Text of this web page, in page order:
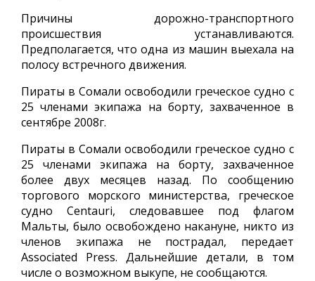
Причины дорожно-транспортного
происшествия устанавливаются.
Предполагается, что одна из машин выехала на
полосу встречного движения.
Пираты в Сомали освободили греческое судно с
25 членами экипажа на борту, захваченное в
сентябре 2008г.
Пираты в Сомали освободили греческое судно с
25 членами экипажа на борту, захваченное
более двух месяцев назад. По сообщению
торгового морского министерства, греческое
судно Centauri, следовавшее под флагом
Мальты, было освобождено накануне, никто из
членов экипажа не пострадал, передает
Associated Press. Дальнейшие детали, в том
числе о возможном выкупе, не сообщаются.